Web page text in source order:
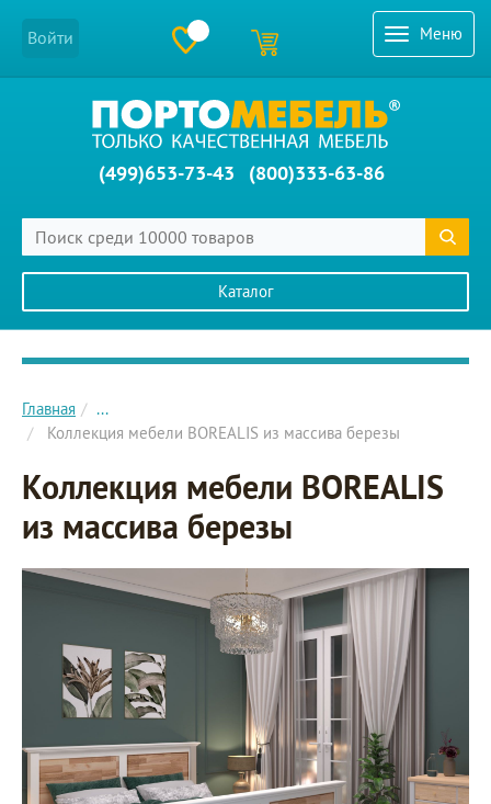
Меню
Войти
(499)653-73-43 (800)333-63-86
Каталог
Главное меню сайта
Главная
...
Коллекция мебели BOREALIS из массива березы
Коллекция мебели BOREALIS
из массива березы